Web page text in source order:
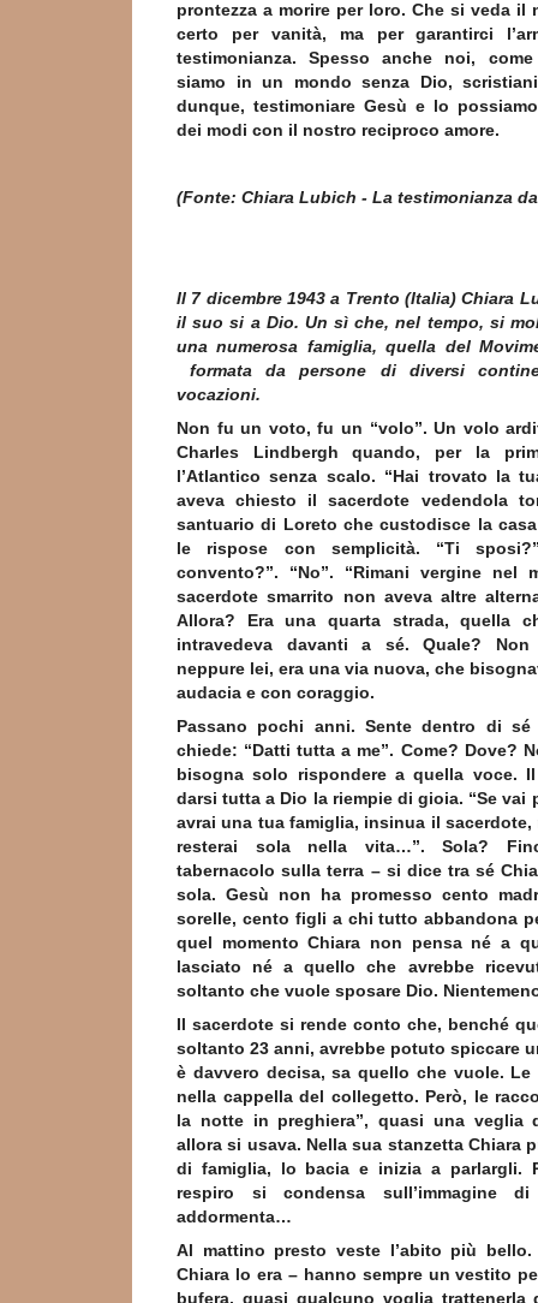
prontezza a morire per loro. Che si veda il
certo per vanità, ma per garantirci
testimonianza. Spesso anche noi,
siamo in un mondo senza Dio,
dunque, testimoniare Gesù e lo
dei modi con il nostro reciproco amore.
(Fonte: Chiara Lubich - La testimonianza
Il 7 dicembre 1943 a Trento (Italia) Chiara
il suo si a Dio. Un sì che, nel tempo, si
una numerosa famiglia, quella del
formata da persone di diversi
vocazioni.
Non fu un voto, fu un “volo”. Un volo
Charles Lindbergh quando, per la
l’Atlantico senza scalo. “Hai trovato la
aveva chiesto il sacerdote vedendola
santuario di Loreto che custodisce la casa
le rispose con semplicità. “Ti
convento?”. “No”. “Rimani vergine nel
sacerdote smarrito non aveva altre
Allora? Era una quarta strada, quella
intravedeva davanti a sé. Quale?
neppure lei, era una via nuova, che
audacia e con coraggio.
Passano pochi anni. Sente dentro di
chiede: “Datti tutta a me”. Come? Dove?
bisogna solo rispondere a quella voce.
darsi tutta a Dio la riempie di gioia. “Se vai
avrai una tua famiglia, insinua il
resterai sola nella vita…”. Sola?
tabernacolo sulla terra – si dice tra sé
sola. Gesù non ha promesso cento
sorelle, cento figli a chi tutto abbandona
quel momento Chiara non pensa né a
lasciato né a quello che avrebbe
soltanto che vuole sposare Dio.
Il sacerdote si rende conto che, benché
soltanto 23 anni, avrebbe potuto spiccare
è davvero decisa, sa quello che vuole. Le
nella cappella del collegetto. Però, le
la notte in preghiera”, quasi una veglia
allora si usava. Nella sua stanzetta Chiara
di famiglia, lo bacia e inizia a parlargli.
respiro si condensa sull’immagine
addormenta…
Al mattino presto veste l’abito più
Chiara lo era – hanno sempre un vestito
bufera, quasi qualcuno voglia